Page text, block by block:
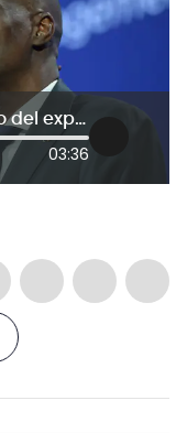
A dos años del asesinato del expresidente Jovenel Moïse hay más preguntas que respuestas
03:36